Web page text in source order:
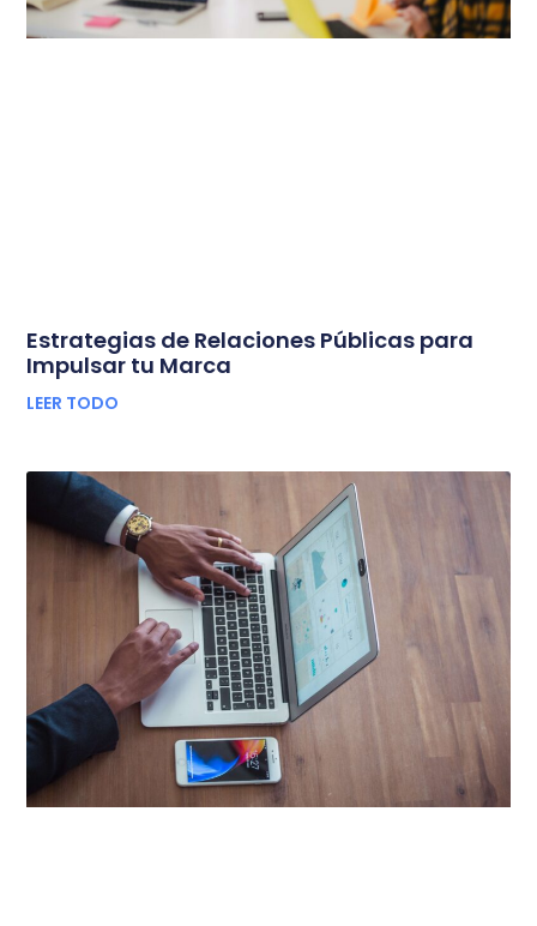
Estrategias de Relaciones Públicas para
Impulsar tu Marca
LEER TODO